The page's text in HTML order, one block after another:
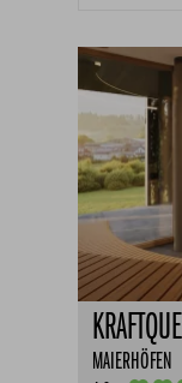
MAIERHÖFEN